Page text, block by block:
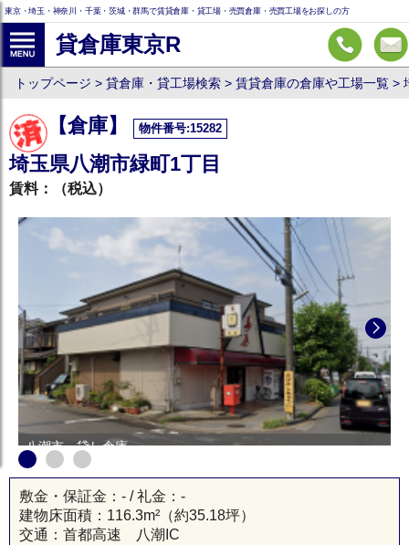
東京・埼玉・神奈川・千葉・茨城・群馬で賃貸倉庫・貸工場・売買倉庫・売買工場をお探しの方
貸倉庫東京R
トップページ 貸倉庫・貸工場検索 賃貸倉庫の倉庫や工場一覧
【倉庫】 物件番号:15282
埼玉県八潮市緑町1丁目
賃料： （税込）
八潮市 貸し倉庫
敷金・保証金：- / 礼金：-
建物床面積： 116.3m² （約35.18坪）
交通：首都高速 八潮IC